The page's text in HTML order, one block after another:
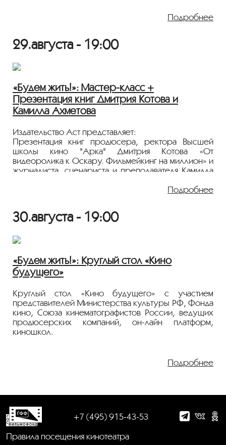
Подробнее
29.августа - 19:00
«Будем жить!»: Мастер-класс +
Презентация книг Дмитрия Котова и
Камилла Ахметова
Издательство Аст представляет:
Презентация книг продюсера, ректора Высшей
школы кино "Арка" Дмитрия Котова «От
видеоролика к Оскару. Фильмейкинг на миллион» и
журналиста, сценариста и преподавателя Камилла
Подробнее
30.августа - 19:00
«Будем жить!»: Круглый стол «Кино
будущего»
Круглый стол «Кино будущего» с участием
представителей Министерства культуры РФ, Фонда
кино, Союза кинематографистов России, ведущих
продюсерских компаний, он-лайн платформ,
киношкол.
Подробнее
+7 (495) 915-43-53
Правила посещения кинотеатра